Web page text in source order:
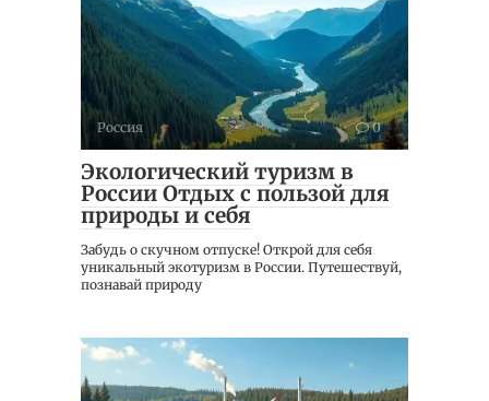
Россия 0
Экологический туризм в
России Отдых с пользой для
природы и себя
Забудь о скучном отпуске! Открой для себя
уникальный экотуризм в России. Путешествуй,
познавай природу